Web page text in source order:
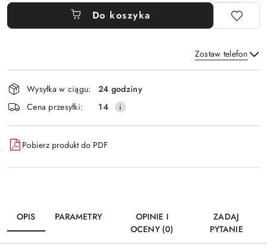
Do koszyka
Zostaw telefon
Wyślij
Dostępność
i
dostawa
Wysyłka w ciągu:
24 godziny
Cena przesyłki:
14
Pobierz produkt do PDF
OPIS PARAMETRY
OPINIE I
OCENY (0)
ZADAJ
PYTANIE